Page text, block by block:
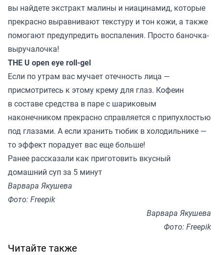
вы найдете экстракт малины и ниацинамид, которые
прекрасно выравнивают текстуру и тон кожи, а также
помогают предупредить воспаления. Просто баночка-
выручалочка!
THE U open eye roll-gel
Если по утрам вас мучает отечность лица —
присмотритесь к этому крему для глаз. Кофеин
в составе средства в паре с шариковым
наконечником прекрасно справляется с припухлостью
под глазами. А если хранить тюбик в холодильнике —
то эффект порадует вас еще больше!
Ранее рассказали как приготовить вкусный
домашний суп за 5 минут
Варвара Якушева
Фото: Freepik
Варвара Якушева
Фото: Freepik
Читайте также